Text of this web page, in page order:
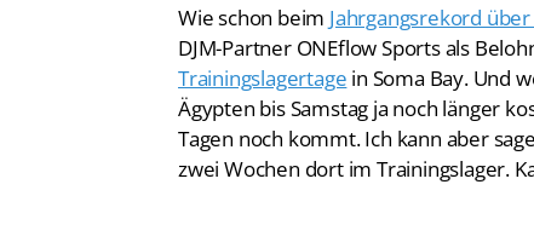
Wie schon beim Jahrgangsrekord
DJM-Partner ONEflow Sports als
Trainingslagertage in Soma Bay. Und
Ägypten bis Samstag ja noch länger
Tagen noch kommt. Ich kann aber
zwei Wochen dort im Trainingslager.